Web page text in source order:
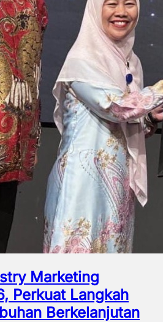
Marketing
Perkuat Langkah
Berkelanjutan